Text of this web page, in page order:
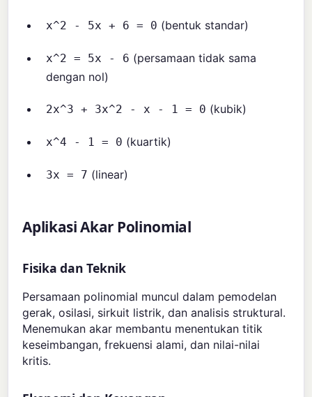
x^2 - 5x + 6 = 0 (bentuk standar)
x^2 = 5x - 6 (persamaan tidak sama
dengan nol)
2x^3 + 3x^2 - x - 1 = 0 (kubik)
x^4 - 1 = 0 (kuartik)
3x = 7 (linear)
Aplikasi Akar Polinomial
Fisika dan Teknik
Persamaan polinomial muncul dalam pemodelan
gerak, osilasi, sirkuit listrik, dan analisis struktural.
Menemukan akar membantu menentukan titik
keseimbangan, frekuensi alami, dan nilai-nilai
kritis.